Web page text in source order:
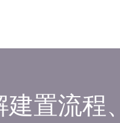
建置流程